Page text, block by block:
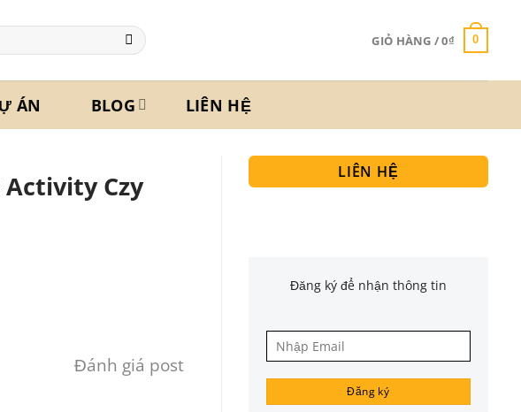
GIỎ HÀNG /0₫ 0
ÁN BLOG LIÊN HỆ
Czy
Đánh giá post
LIÊN HỆ
Đăng ký để nhận thông tin